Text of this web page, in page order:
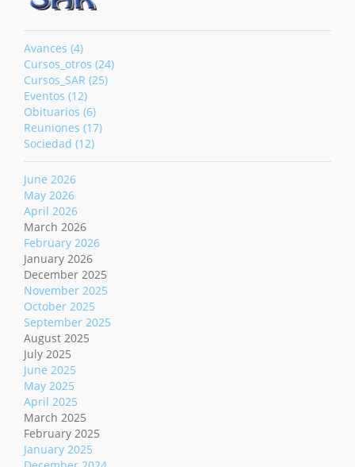
Avances (4)
Cursos_otros (24)
Cursos_SAR (25)
Eventos (12)
Obituarios (6)
Reuniones (17)
Sociedad (12)
June 2026
May 2026
April 2026
March 2026
February 2026
January 2026
December 2025
November 2025
October 2025
September 2025
August 2025
July 2025
June 2025
May 2025
April 2025
March 2025
February 2025
January 2025